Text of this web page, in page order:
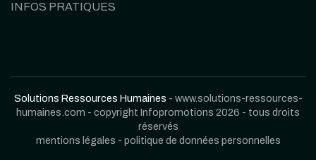
INFOS PRATIQUES
Solutions Ressources Humaines - www.solutions-ressources-
humaines.com - copyright Infopromotions 2026 - tous droits
réservés
mentions légales - politique de données personnelles